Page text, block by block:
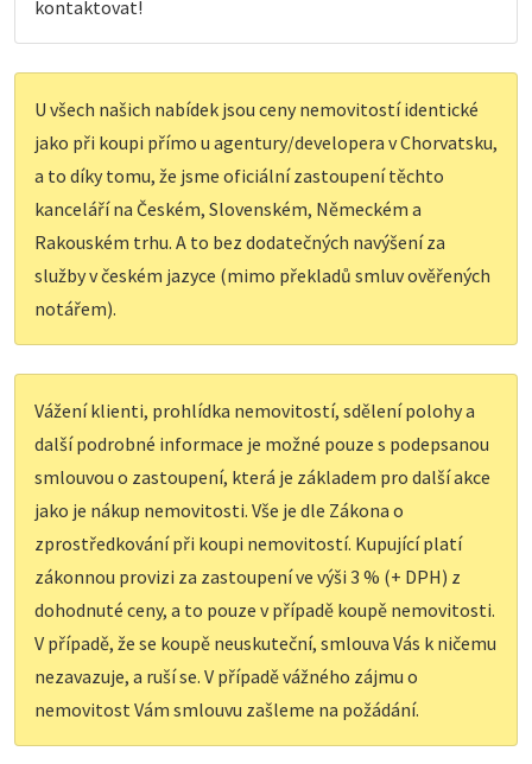
kontaktovat!
U všech našich nabídek jsou ceny nemovitostí identické
jako při koupi přímo u agentury/developera v Chorvatsku,
a to díky tomu, že jsme oficiální zastoupení těchto
kanceláří na Českém, Slovenském, Německém a
Rakouském trhu. A to bez dodatečných navýšení za
služby v českém jazyce (mimo překladů smluv ověřených
notářem).
Vážení klienti, prohlídka nemovitostí, sdělení polohy a
další podrobné informace je možné pouze s podepsanou
smlouvou o zastoupení, která je základem pro další akce
jako je nákup nemovitosti. Vše je dle Zákona o
zprostředkování při koupi nemovitostí. Kupující platí
zákonnou provizi za zastoupení ve výši 3 % (+ DPH) z
dohodnuté ceny, a to pouze v případě koupě nemovitosti.
V případě, že se koupě neuskuteční, smlouva Vás k ničemu
nezavazuje, a ruší se. V případě vážného zájmu o
nemovitost Vám smlouvu zašleme na požádání.